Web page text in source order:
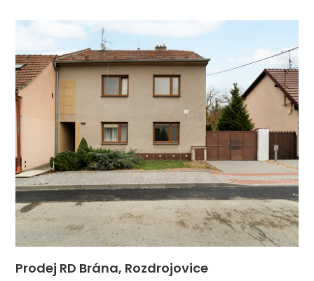
Prodej RD Brána, Rozdrojovice